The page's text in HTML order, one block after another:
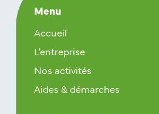
Menu
Accueil
L'entreprise
Nos activités
Aides & démarches